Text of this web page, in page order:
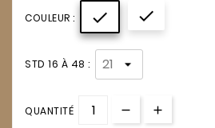
COULEUR :  
STD 16 À 48 :
QUANTITÉ